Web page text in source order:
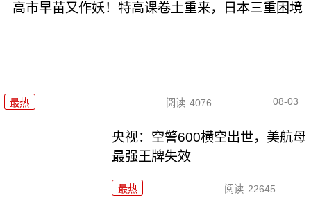
高市早苗又作妖！特高课卷土重来，日本三重困境
最热 阅读 4076 08-03
央视：空警600横空出世，美航母
最强王牌失效
最热 阅读 22645